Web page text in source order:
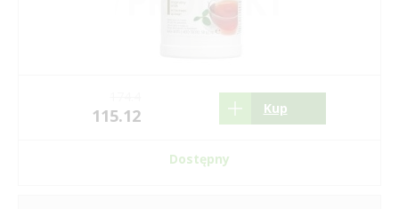
115.12 Kup
Dostępny